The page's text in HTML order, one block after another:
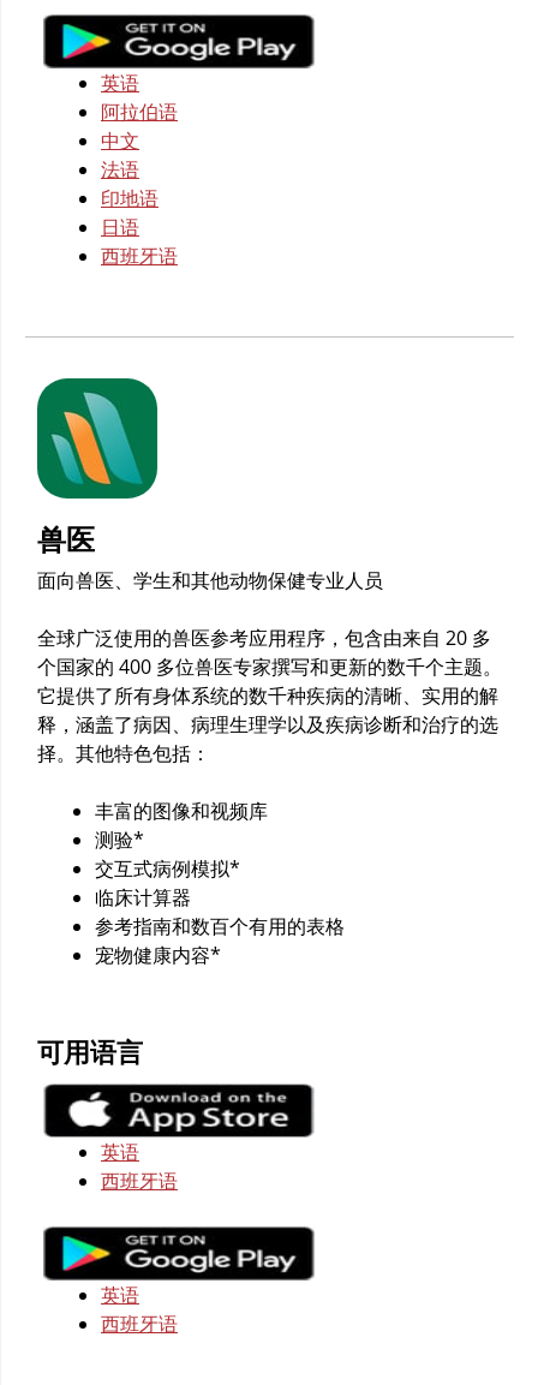
英语
阿拉伯语
中文
法语
印地语
日语
西班牙语
兽医
面向兽医、学生和其他动物保健专业人员
全球广泛使用的兽医参考应用程序，包含由来自 20 多
个国家的 400 多位兽医专家撰写和更新的数千个主题。
它提供了所有身体系统的数千种疾病的清晰、实用的解
释，涵盖了病因、病理生理学以及疾病诊断和治疗的选
择。其他特色包括：
丰富的图像和视频库
测验*
交互式病例模拟*
临床计算器
参考指南和数百个有用的表格
宠物健康内容*
可用语言
英语
西班牙语
英语
西班牙语